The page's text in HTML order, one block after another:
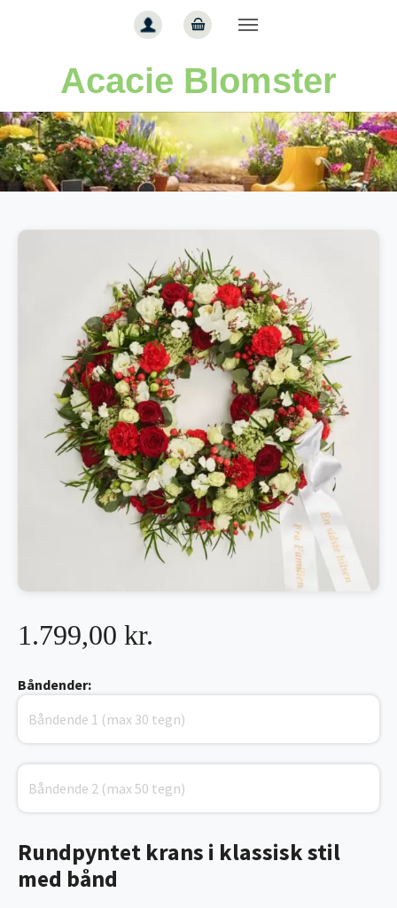
Acacie Blomster
Rundpyntet krans i klassisk stil
med bånd
1.799,00 kr.
Båndender: